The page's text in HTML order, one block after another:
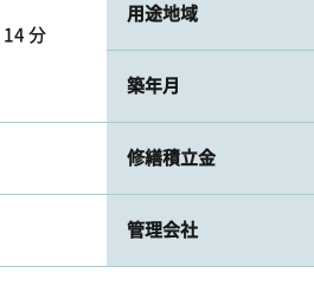
14 分
用途地域
築年月
修繕積立金
管理会社